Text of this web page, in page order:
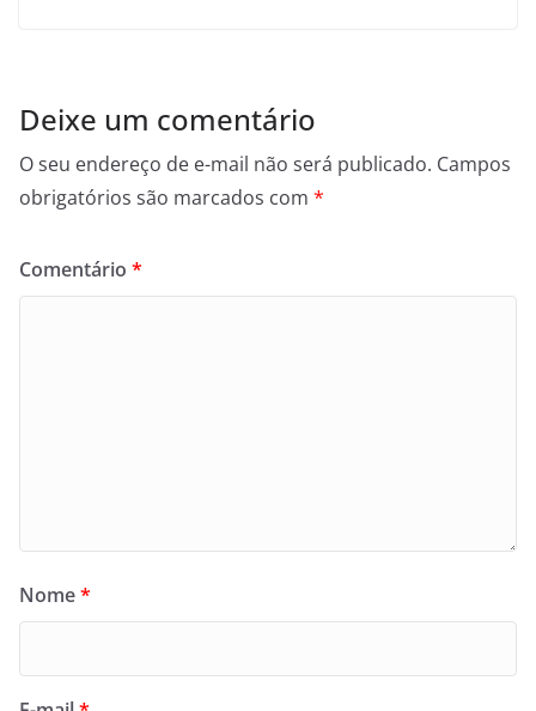
Deixe um comentário
O seu endereço de e-mail não será publicado. Campos
obrigatórios são marcados com *
Comentário *
Nome*